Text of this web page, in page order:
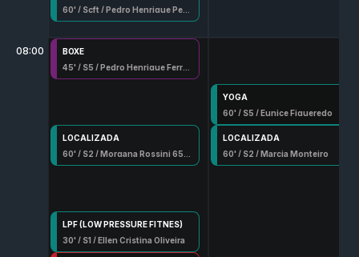
08:00
60' / Scft /Pedro Henrique Penna
BOXE
45' / S5 /Pedro Henrique Ferreira
LOCALIZADA
60' / S2 /Morgana Rossini 6598-G/Df
LPF (LOW PRESSURE FITNES)
30' / S1 /Ellen Cristina Oliveira
YOGA
60' / S5 /Eunice Figueredo
LOCALIZADA
60' / S2 /Marcia Monteiro